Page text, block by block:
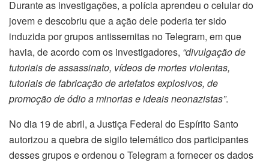
Durante as investigações, a polícia aprendeu o celular do
jovem e descobriu que a ação dele poderia ter sido
induzida por grupos antissemitas no Telegram, em que
havia, de acordo com os investigadores, “divulgação de
tutoriais de assassinato, vídeos de mortes violentas,
tutoriais de fabricação de artefatos explosivos, de
promoção de ódio a minorias e ideais neonazistas”.
No dia 19 de abril, a Justiça Federal do Espírito Santo
autorizou a quebra de sigilo telemático dos participantes
desses grupos e ordenou o Telegram a fornecer os dados